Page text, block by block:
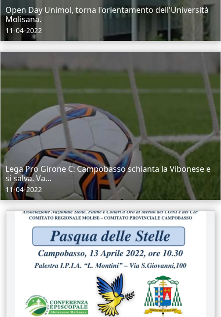
Open Day Unimol, torna l'orientamento dell'Università
Molisana.
11-04-2022
Lega Pro Girone C: Campobasso schianta la Vibonese e
si salva. Va...
11-04-2022